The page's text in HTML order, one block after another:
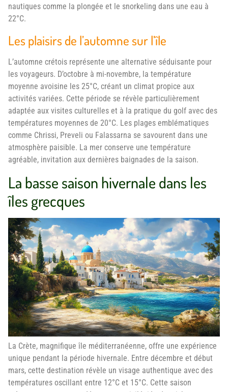
nautiques comme la plongée et le snorkeling dans une eau à
22°C.
Les plaisirs de l’automne sur l’île
L’automne crétois représente une alternative séduisante pour
les voyageurs. D’octobre à mi-novembre, la température
moyenne avoisine les 25°C, créant un climat propice aux
activités variées. Cette période se révèle particulièrement
adaptée aux visites culturelles et à la pratique du golf avec des
températures moyennes de 20°C. Les plages emblématiques
comme Chrissi, Preveli ou Falassarna se savourent dans une
atmosphère paisible. La mer conserve une température
agréable, invitation aux dernières baignades de la saison.
La basse saison hivernale dans les
îles grecques
La Crète, magnifique île méditerranéenne, offre une expérience
unique pendant la période hivernale. Entre décembre et début
mars, cette destination révèle un visage authentique avec des
températures oscillant entre 12°C et 15°C. Cette saison